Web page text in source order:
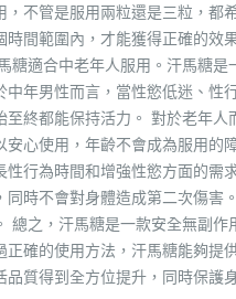
不管是服用兩粒還是三粒，都
間範圍內，才能獲得正確的效
適合中老年人服用。汗馬糖是
年男性而言，當性慾低迷、性
終都能保持活力。 對於老年人
心使用，年齡不會成為服用的
行為時間和增強性慾方面的需
時不會對身體造成第二次傷害
之，汗馬糖是一款安全無副
確的使用方法，汗馬糖能夠提
質得到全方位提升，同時保護